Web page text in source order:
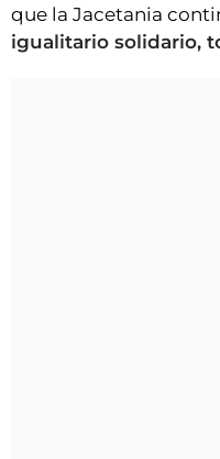
que la Jacetania
igualitario solidario,